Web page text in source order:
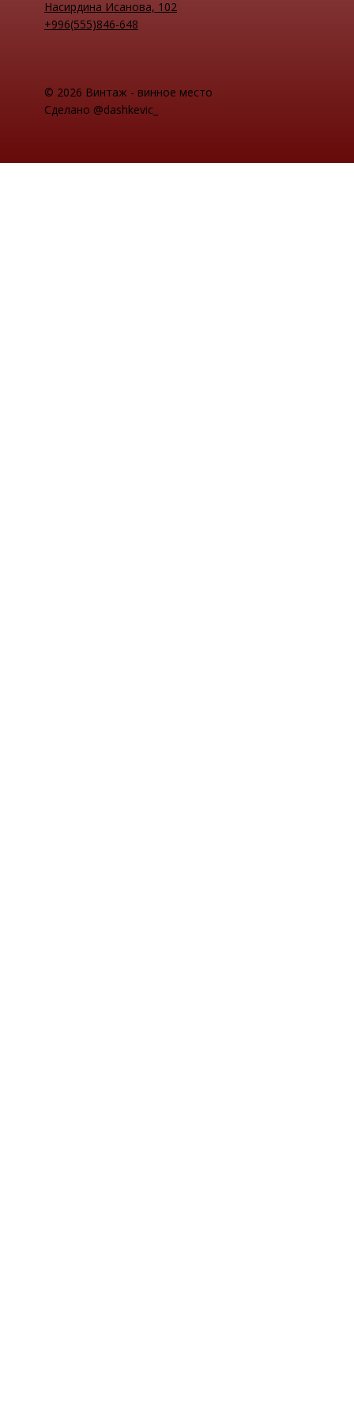
Насирдина Исанова, 102
+996(555)846-648
© 2026 Винтаж - винное место
Сделано @dashkevic_